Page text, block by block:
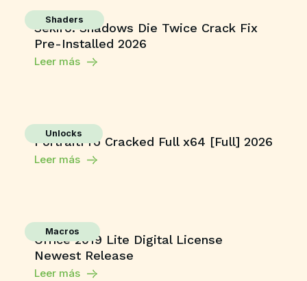
Shaders
Sekiro: Shadows Die Twice Crack Fix
Pre-Installed 2026
Leer más
Unlocks
PortraitPro Cracked Full x64 [Full] 2026
Leer más
Macros
Office 2019 Lite Digital License
Newest Release
Leer más